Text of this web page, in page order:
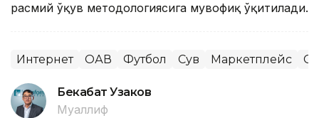
расмий ўқув методологиясига мувофиқ ўқитилади.
Интернет ОАВ Футбол Сув Маркетплейс
Бекабат Узаков
Муаллиф